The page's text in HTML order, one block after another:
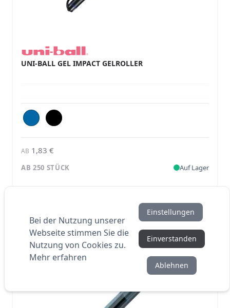
UNI-BALL GEL IMPACT GELROLLER
AB 1,83 €
AB 250 STÜCK Auf Lager
Bei der Nutzung unserer
Webseite stimmen Sie die
Nutzung von Cookies zu.
Mehr erfahren
Einstellungen
Einverstanden
Ablehnen